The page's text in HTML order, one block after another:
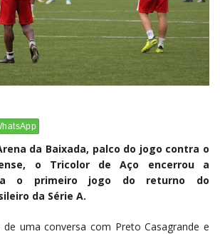
da Baixada, palco do jogo contra o
o Tricolor de Aço encerrou a
o primeiro jogo do returno do
da Série A.
uma conversa com Preto Casagrande e